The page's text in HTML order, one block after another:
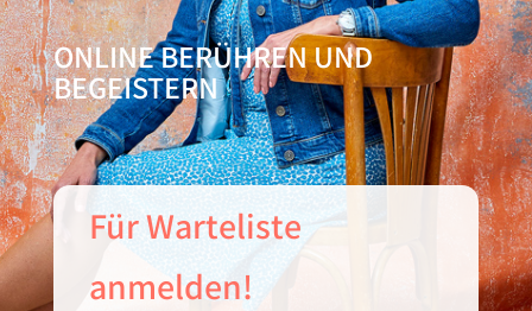
ONLINE BERÜHREN UND
BEGEISTERN
Für Warteliste
anmelden!